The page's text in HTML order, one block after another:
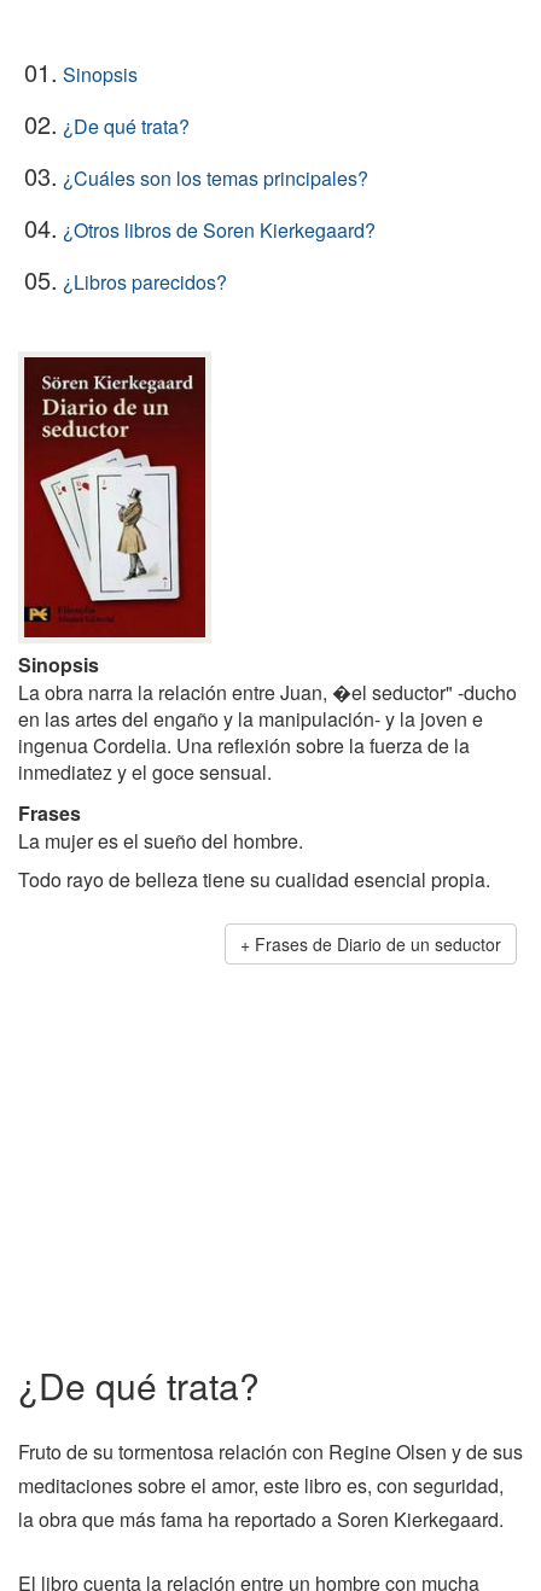
01. Sinopsis
02. ¿De qué trata?
03. ¿Cuáles son los temas principales?
04. ¿Otros libros de Soren Kierkegaard?
05. ¿Libros parecidos?
Sinopsis
La obra narra la relación entre Juan, �el seductor" -ducho
en las artes del engaño y la manipulación- y la joven e
ingenua Cordelia. Una reflexión sobre la fuerza de la
inmediatez y el goce sensual.
Frases
La mujer es el sueño del hombre.
Todo rayo de belleza tiene su cualidad esencial propia.
Frases de Diario de un seductor
¿De qué trata?
Fruto de su tormentosa relación con Regine Olsen y de sus
meditaciones sobre el amor, este libro es, con seguridad,
la obra que más fama ha reportado a Soren Kierkegaard.
El libro cuenta la relación entre un hombre con mucha